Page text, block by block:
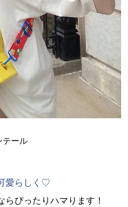
テール
愛らしく♡
らぴったりハマります！